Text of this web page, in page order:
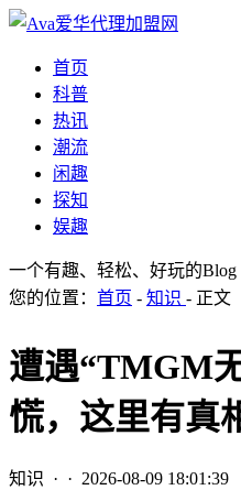
首页
科普
热讯
潮流
闲趣
探知
娱趣
一个有趣、轻松、好玩的Blog
您的位置： 首页 - 知识 - 正文
遭遇“TMGM
慌，这里有真
知识 · · 2026-08-09 18:01:39